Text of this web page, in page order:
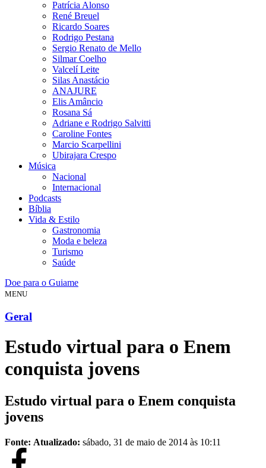
Patrícia Alonso
René Breuel
Ricardo Soares
Rodrigo Pestana
Sergio Renato de Mello
Silmar Coelho
Valcelí Leite
Silas Anastácio
ANAJURE
Elis Amâncio
Rosana Sá
Adriane e Rodrigo Salvitti
Caroline Fontes
Marcio Scarpellini
Ubirajara Crespo
Música
Nacional
Internacional
Podcasts
Bíblia
Vida & Estilo
Gastronomia
Moda e beleza
Turismo
Saúde
Doe para o Guiame
MENU
Geral
Estudo virtual para o Enem
conquista jovens
Estudo virtual para o Enem conquista
jovens
Fonte: Atualizado: sábado, 31 de maio de 2014 às 10:11